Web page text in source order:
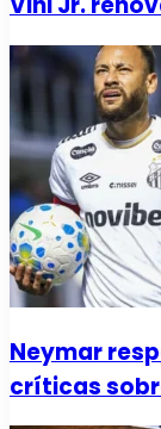
Neymar
críticas